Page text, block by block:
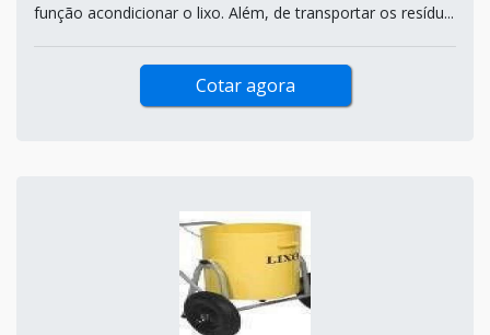
função acondicionar o lixo. Além, de transportar os resídu...
Cotar agora